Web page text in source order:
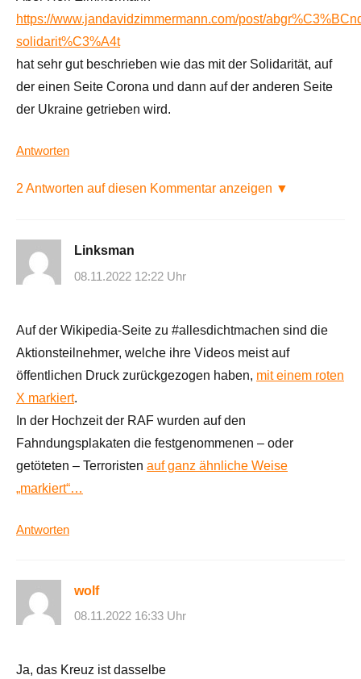
https://www.jandavidzimmermann.com/post/
solidarit%C3%A4t
hat sehr gut beschrieben wie das mit der Solidarität, auf
der einen Seite Corona und dann auf der anderen Seite
der Ukraine getrieben wird.
Antworten
2 Antworten auf diesen Kommentar anzeigen ▼
Linksman
08.11.2022 12:22 Uhr
Auf der Wikipedia-Seite zu #allesdichtmachen sind die
Aktionsteilnehmer, welche ihre Videos meist auf
öffentlichen Druck zurückgezogen haben, mit einem roten
X markiert.
In der Hochzeit der RAF wurden auf den
Fahndungsplakaten die festgenommenen – oder
getöteten – Terroristen auf ganz ähnliche Weise
„markiert“…
Antworten
wolf
08.11.2022 16:33 Uhr
Ja, das Kreuz ist dasselbe